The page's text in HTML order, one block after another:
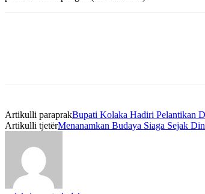
Artikulli paraprakBupati Kolaka Hadiri Pelantikan
Artikulli tjetërMenanamkan Budaya Siaga Sejak